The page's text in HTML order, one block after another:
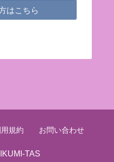
はこちら
規約 お問い合わせ
TAS